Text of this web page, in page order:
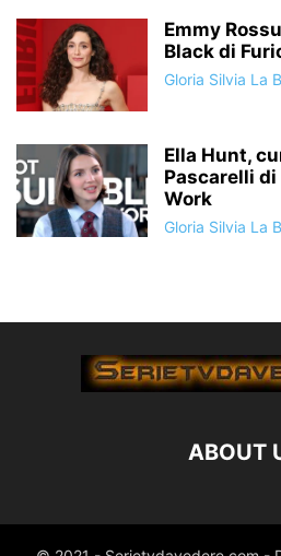
Emmy
Black di
Gloria Silvia La
Ella Hunt,
Pascarelli di
Work
Gloria Silvia La
ABOUT